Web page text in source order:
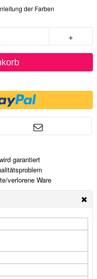
der Farben
+
garantiert
verlorene Ware